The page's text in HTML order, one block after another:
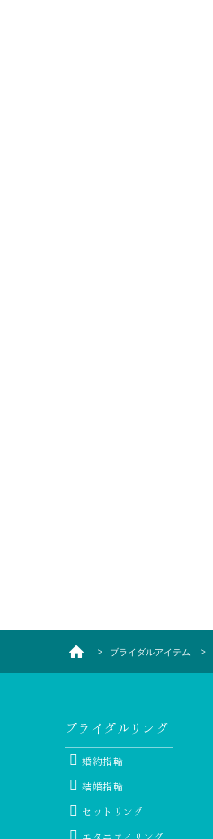
ブライダルアイテム
ブライダルリング
婚約指輪
結婚指輪
セットリング
エタニティリング